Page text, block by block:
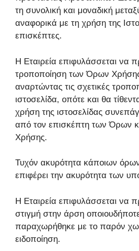
τη συνολική και μοναδική
αναφορικά με τη χρήση της
επισκέπτες.
Η Εταιρεία επιφυλάσσεται να
τροποποίηση των Όρων
αναρτώντας τις σχετικές
ιστοσελίδα, οπότε και θα
χρήση της ιστοσελίδας
από τον επισκέπτη των Όρων
Χρήσης.
Τυχόν ακυρότητα κάποιων
επιφέρει την ακυρότητα των
Η Εταιρεία επιφυλάσσεται να
στιγμή στην άρση
παραχωρήθηκε με το παρόν
ειδοποίηση.